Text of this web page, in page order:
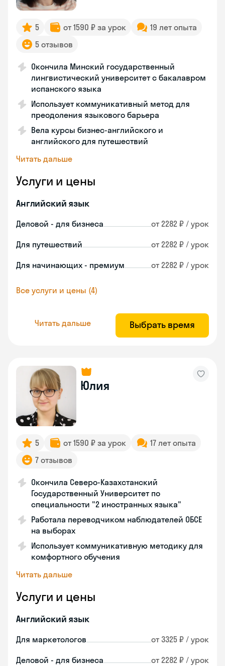
5 от 1590 ₽ за урок
19 лет опыта
5 отзывов
Окончила Минский государственный
лингвистический университет с бакалавром
испанского языка
Использует коммуникативный метод для
преодоления языкового барьера
Вела курсы бизнес-английского и
английского для путешествий
Читать дальше
Услуги и цены
Английский язык
Деловой - для бизнеса от 2282 ₽ / урок
Для путешествий от 2282 ₽ / урок
Для начинающих - премиум от 2282 ₽ / урок
Все услуги и цены (4)
Читать дальше Выбрать время
Юлия
5 от 1590 ₽ за урок
17 лет опыта
7 отзывов
Окончила Северо-Казахстанский
Государственный Университет по
специальности "2 иностранных языка"
Работала переводчиком наблюдателей ОБСЕ
на выборах
Использует коммуникативную методику для
комфортного обучения
Читать дальше
Услуги и цены
Английский язык
Для маркетологов от 3325 ₽ / урок
Деловой - для бизнеса от 2282 ₽ / урок